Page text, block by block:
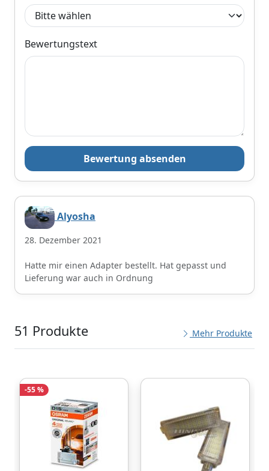
Bewertungstext
Bewertung absenden
Alyosha
28. Dezember 2021
Hatte mir einen Adapter bestellt. Hat gepasst und
Lieferung war auch in Ordnung
51 Produkte Mehr Produkte
-55 %